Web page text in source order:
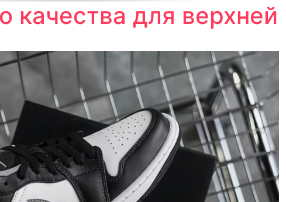
качества для верхней